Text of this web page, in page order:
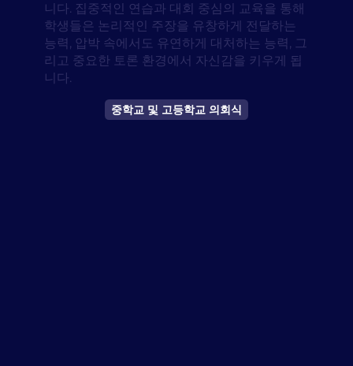
니다. 집중적인 연습과 대회 중심의 교육을 통해
학생들은 논리적인 주장을 유창하게 전달하는
능력, 압박 속에서도 유연하게 대처하는 능력, 그
리고 중요한 토론 환경에서 자신감을 키우게 됩
니다.
중학교 및 고등학교 의회식